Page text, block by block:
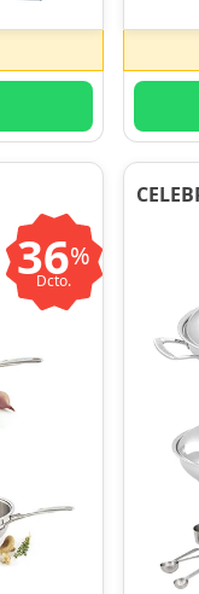
36%
Dcto.